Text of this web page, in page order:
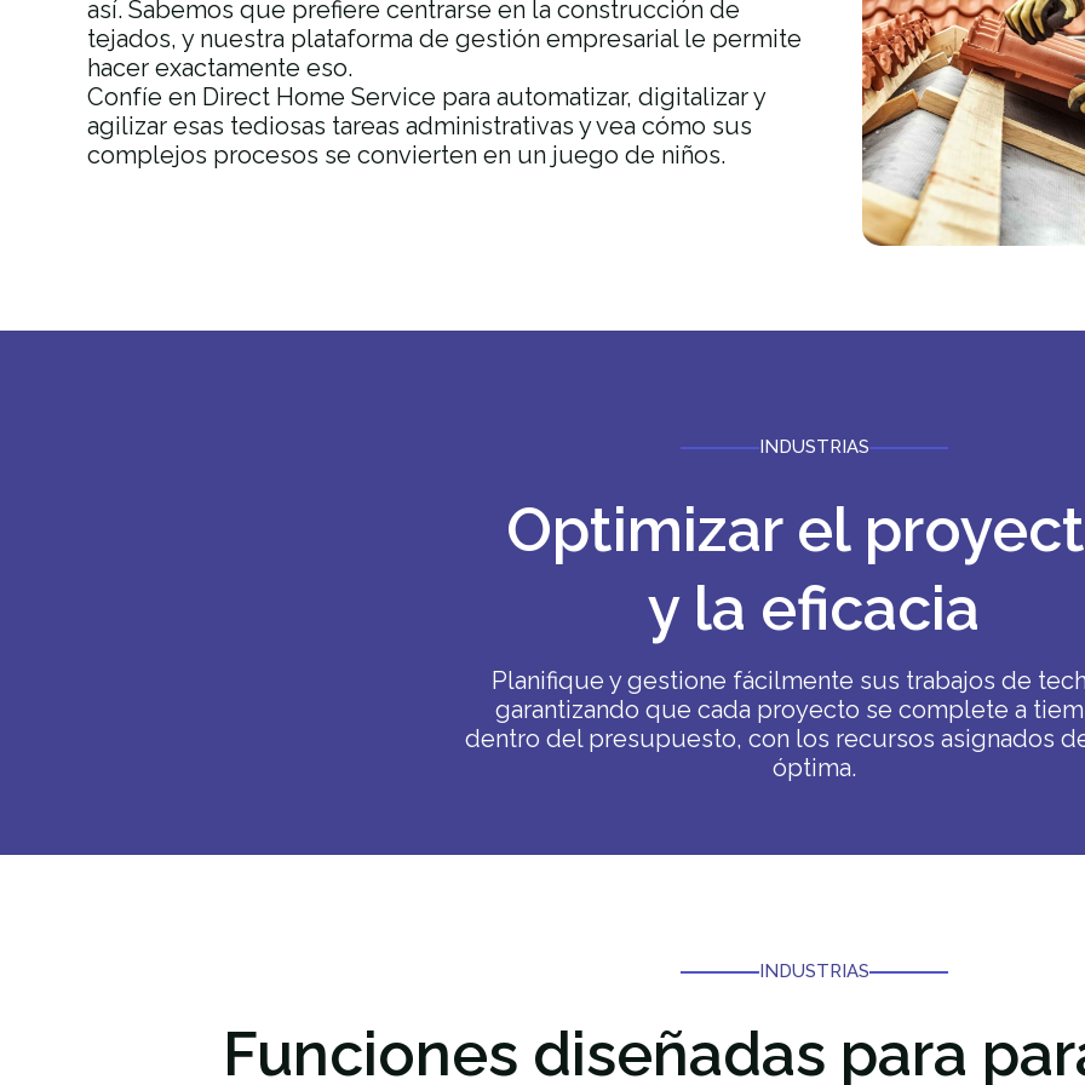
así. Sabemos que prefiere centrarse en la construcción de
tejados, y nuestra plataforma de gestión empresarial le permite
hacer exactamente eso.
Confíe en Direct Home Service para automatizar, digitalizar y
agilizar esas tediosas tareas administrativas y vea cómo sus
complejos procesos se convierten en un juego de niños.
INDUSTRIAS
Optimizar el
y la eficacia
Planifique y gestione fácilmente sus trabajos de
garantizando que cada proyecto se complete a
dentro del presupuesto, con los recursos asignados
óptima.
INDUSTRIAS
Funciones diseñadas para